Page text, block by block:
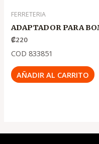
FERRETERIA
ADAPTADOR PARA
₡220
COD 833851
AÑADIR AL CARRITO